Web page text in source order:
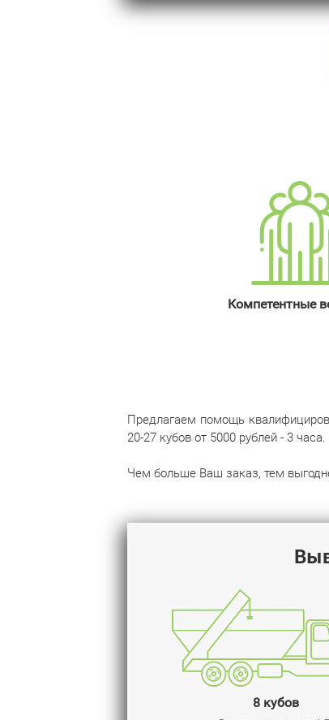
Компетентные
Предлагаем помощь
20‌-‌27 кубов от 5000 рублей - 3 часа.
Чем больше Ваш заказ, тем
8 кубов